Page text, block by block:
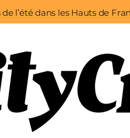
l’été dans les Hauts de